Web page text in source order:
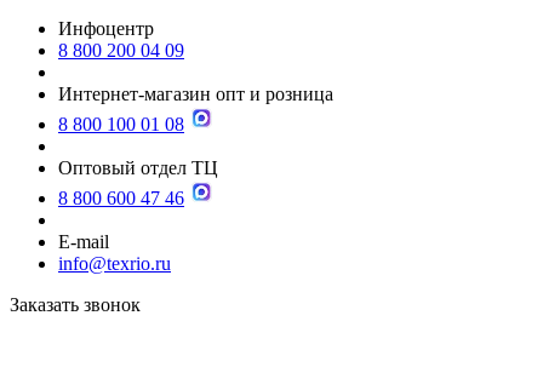
Инфоцентр
8 800 200 04 09
Интернет-магазин опт и розница
8 800 100 01 08
Оптовый отдел ТЦ
8 800 600 47 46
E-mail
info@texrio.ru
Заказать звонок